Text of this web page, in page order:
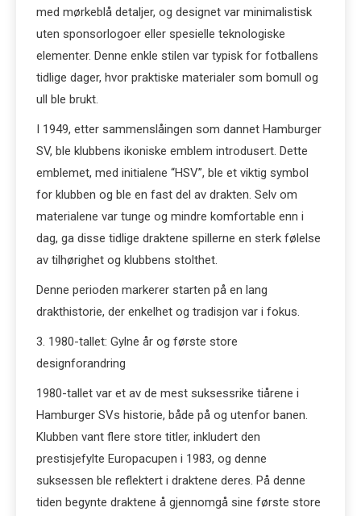
med mørkeblå detaljer, og designet var minimalistisk
uten sponsorlogoer eller spesielle teknologiske
elementer. Denne enkle stilen var typisk for fotballens
tidlige dager, hvor praktiske materialer som bomull og
ull ble brukt.
I 1949, etter sammenslåingen som dannet Hamburger
SV, ble klubbens ikoniske emblem introdusert. Dette
emblemet, med initialene “HSV”, ble et viktig symbol
for klubben og ble en fast del av drakten. Selv om
materialene var tunge og mindre komfortable enn i
dag, ga disse tidlige draktene spillerne en sterk følelse
av tilhørighet og klubbens stolthet.
Denne perioden markerer starten på en lang
drakthistorie, der enkelhet og tradisjon var i fokus.
3. 1980-tallet: Gylne år og første store
designforandring
1980-tallet var et av de mest suksessrike tiårene i
Hamburger SVs historie, både på og utenfor banen.
Klubben vant flere store titler, inkludert den
prestisjefylte Europacupen i 1983, og denne
suksessen ble reflektert i draktene deres. På denne
tiden begynte draktene å gjennomgå sine første store